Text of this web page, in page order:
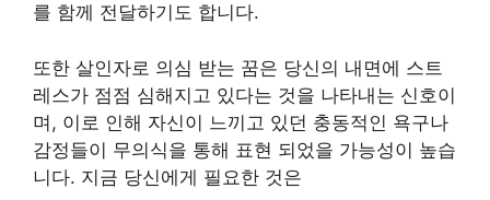
를 함께 전달하기도 합니다.
또한 살인자로 의심 받는 꿈은 당신의 내면에 스트
레스가 점점 심해지고 있다는 것을 나타내는 신호이
며, 이로 인해 자신이 느끼고 있던 충동적인 욕구나
감정들이 무의식을 통해 표현 되었을 가능성이 높습
니다. 지금 당신에게 필요한 것은